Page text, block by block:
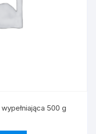
500 g